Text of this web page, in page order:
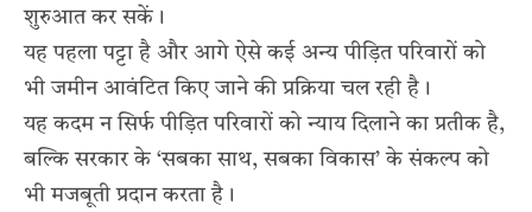
शुरुआत कर सकें।
यह पहला पट्टा है और आगे ऐसे कई अन्य पीड़ित परिवारों को
भी जमीन आवंटित किए जाने की प्रक्रिया चल रही है।
यह कदम न सिर्फ पीड़ित परिवारों को न्याय दिलाने का प्रतीक है,
बल्कि सरकार के ‘सबका साथ, सबका विकास’ के संकल्प को
भी मजबूती प्रदान करता है।